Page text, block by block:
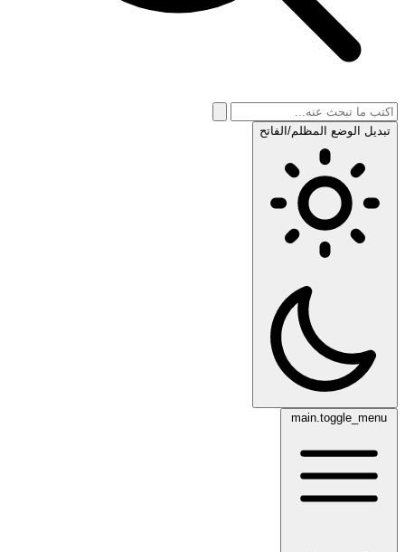
تبديل الوضع المظلم/الفاتح
main.toggle_menu